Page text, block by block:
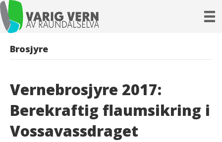
Brosjyre
Vernebrosjyre 2017:
Berekraftig flaumsikring i
Vossavassdraget